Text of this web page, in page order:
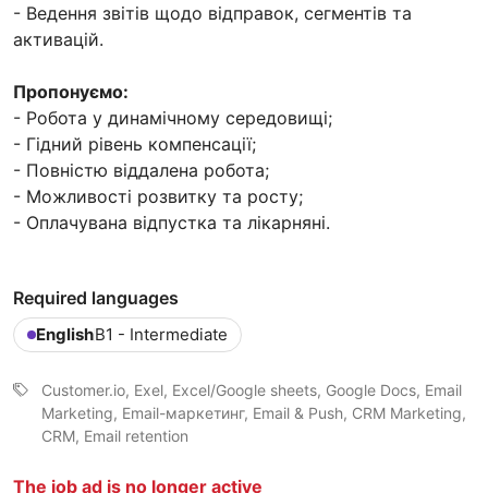
- Ведення звітів щодо відправок, сегментів та
активацій.
Пропонуємо:
- Робота у динамічному середовищі;
- Гідний рівень компенсації;
- Повністю віддалена робота;
- Можливості розвитку та росту;
- Оплачувана відпустка та лікарняні.
Required languages
EnglishB1 - Intermediate
Customer.io, Exel, Excel/Google sheets, Google Docs, Email
Marketing, Email-маркетинг, Email & Push, CRM Marketing,
CRM, Email retention
The job ad is no longer active